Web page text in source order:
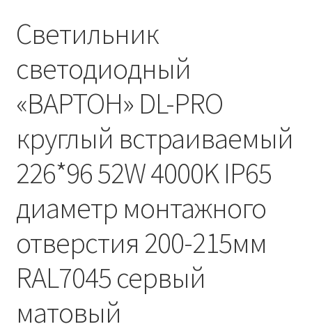
Обозначения стандартных установочных мест
кронштейнов «Opora Engineering»
Отправить заявку
Политика конфиденциальности
Таблица выбора вводного щитка
Светильник
светодиодный
«ВАРТОН» DL-PRO
круглый встраиваемый
226*96 52W 4000K IP65
диаметр монтажного
отверстия 200-215мм
RAL7045 сервый
матовый